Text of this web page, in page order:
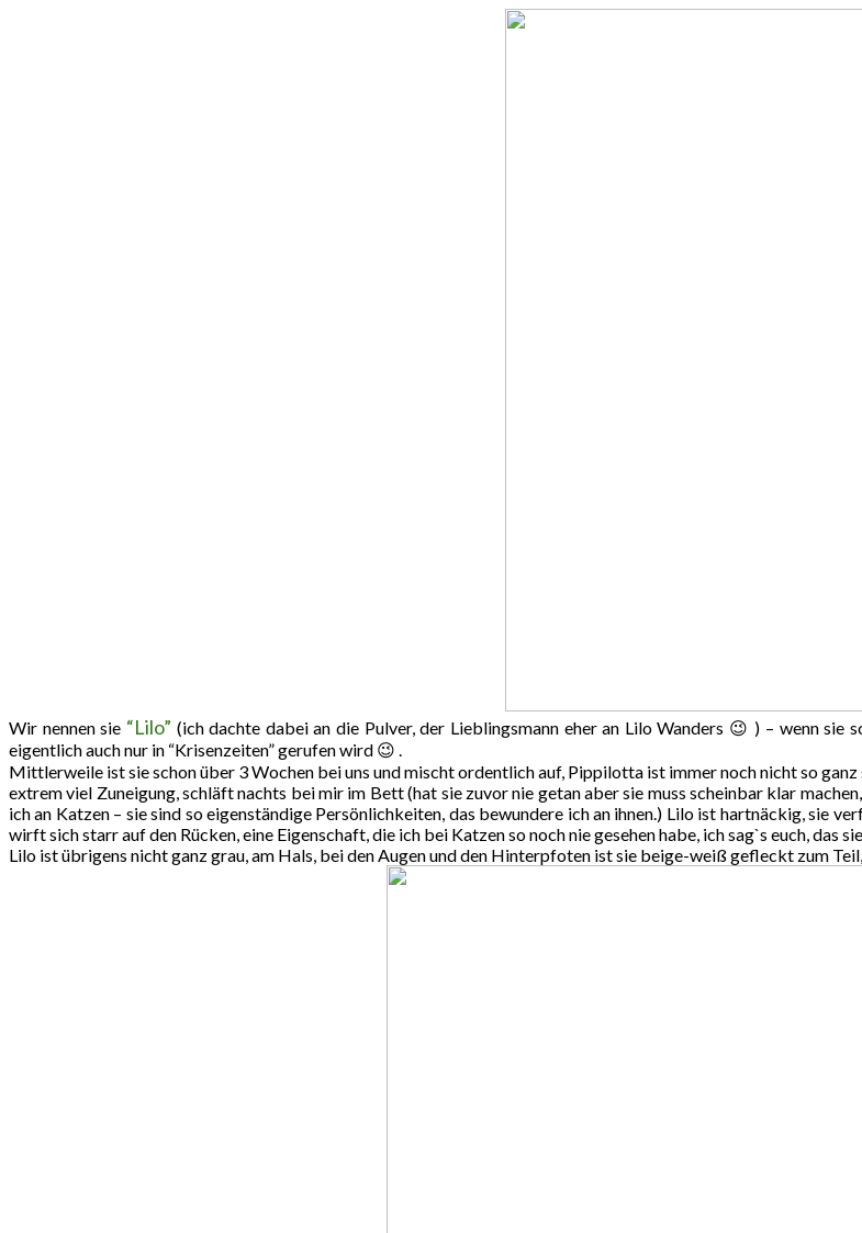
Wir nennen sie “Lilo” (ich dachte dabei an die Pulver, der Lieblingsmann eher an Lilo Wanders 😉 ) – wenn sie
eigentlich auch nur in “Krisenzeiten” gerufen wird 😉 .
Mittlerweile ist sie schon über 3 Wochen bei uns und mischt ordentlich auf, Pippilotta ist immer noch nicht so
extrem viel Zuneigung, schläft nachts bei mir im Bett (hat sie zuvor nie getan aber sie muss scheinbar klar
ich an Katzen – sie sind so eigenständige Persönlichkeiten, das bewundere ich an ihnen.) Lilo ist hartnäckig, sie
wirft sich starr auf den Rücken, eine Eigenschaft, die ich bei Katzen so noch nie gesehen habe, ich sag`s euch, das
Lilo ist übrigens nicht ganz grau, am Hals, bei den Augen und den Hinterpfoten ist sie beige-weiß gefleckt zum